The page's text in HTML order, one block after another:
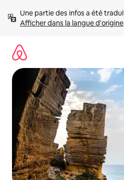
directement
Afficher dans la langue d'origine